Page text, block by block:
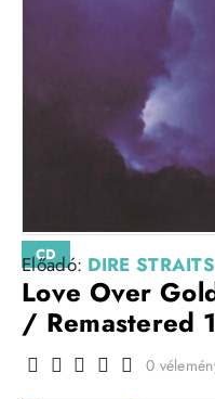
CD
Előadó: DIRE STRAITS
Love Over
/ Remastered
0